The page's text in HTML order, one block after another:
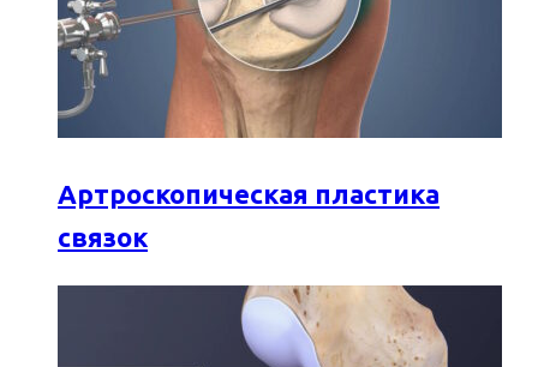
Артроскопическая пластика
связок